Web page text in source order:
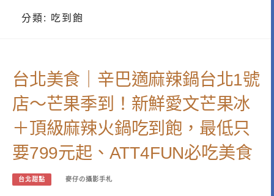
分類: 吃到飽
台北美食｜辛巴適麻辣鍋台北1號
店～芒果季到！新鮮愛文芒果冰
＋頂級麻辣火鍋吃到飽，最低只
要799元起、ATT4FUN必吃美食
台北甜點 麥仔の攝影手札